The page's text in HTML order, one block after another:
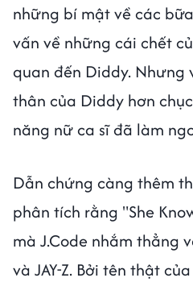
những bí mật về các
vấn về những cái chết
quan đến Diddy. Nhưng
thân của Diddy hơn
năng nữ ca sĩ đã làm
Dẫn chứng càng thêm
phân tích rằng "She
mà J.Code nhắm thẳng
và JAY-Z. Bởi tên thật